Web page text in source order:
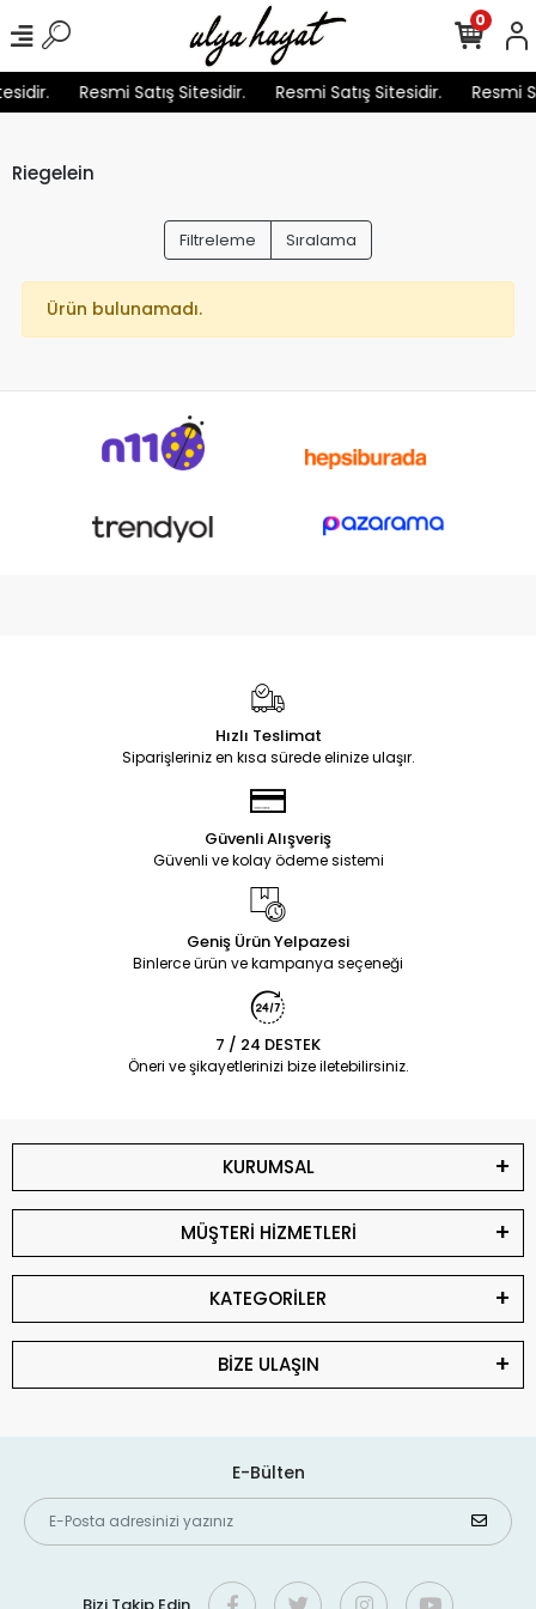
Resmi Satış Sitesidir. Resmi Satış Sitesidir. Resmi
0
Riegelein
Filtreleme Sıralama
Ürün bulunamadı.
Hızlı Teslimat
Siparişleriniz en kısa sürede elinize ulaşır.
Güvenli Alışveriş
Güvenli ve kolay ödeme sistemi
Geniş Ürün Yelpazesi
Binlerce ürün ve kampanya seçeneği
7 / 24 DESTEK
Öneri ve şikayetlerinizi bize iletebilirsiniz.
KURUMSAL
MÜŞTERİ HİZMETLERİ
KATEGORİLER
BİZE ULAŞIN
E-Bülten